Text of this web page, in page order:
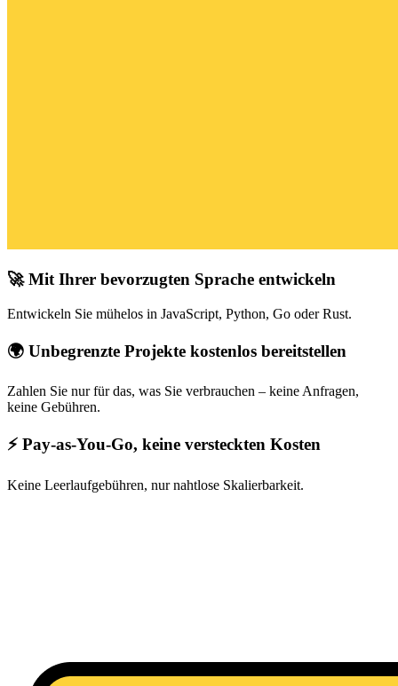
🚀 Mit Ihrer bevorzugten Sprache entwickeln
Entwickeln Sie mühelos in JavaScript, Python, Go oder Rust.
🌍 Unbegrenzte Projekte kostenlos bereitstellen
Zahlen Sie nur für das, was Sie verbrauchen – keine Anfragen,
keine Gebühren.
⚡ Pay-as-You-Go, keine versteckten Kosten
Keine Leerlaufgebühren, nur nahtlose Skalierbarkeit.